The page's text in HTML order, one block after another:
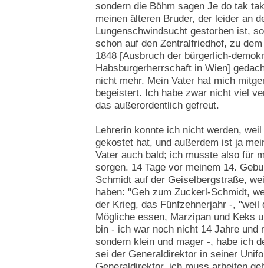
sondern die Böhm sagen Je do tak
meinen älteren Bruder, der leider an
Lungenschwindsucht gestorben ist,
schon auf den Zentralfriedhof, zu
1848 [Ausbruch der bürgerlich-
Habsburgerherrschaft in Wien]
nicht mehr. Mein Vater hat mich
begeistert. Ich habe zwar nicht viel
das außerordentlich gefreut.
Lehrerin konnte ich nicht werden,
gekostet hat, und außerdem ist ja
Vater auch bald; ich musste also für
sorgen. 14 Tage vor meinem 14.
Schmidt auf der Geiselbergstraße,
haben: "Geh zum Zuckerl-Schmidt,
der Krieg, das Fünfzehnerjahr -,
Mögliche essen, Marzipan und Keks
bin - ich war noch nicht 14 Jahre und
sondern klein und mager -, habe ich
sei der Generaldirektor in seiner